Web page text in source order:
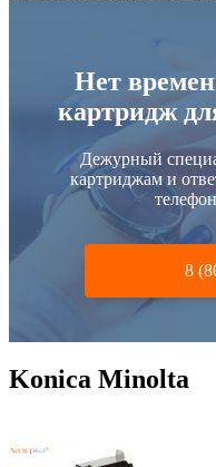
Нет
картридж
Дежурный
картриджам и
8
Konica Minolta